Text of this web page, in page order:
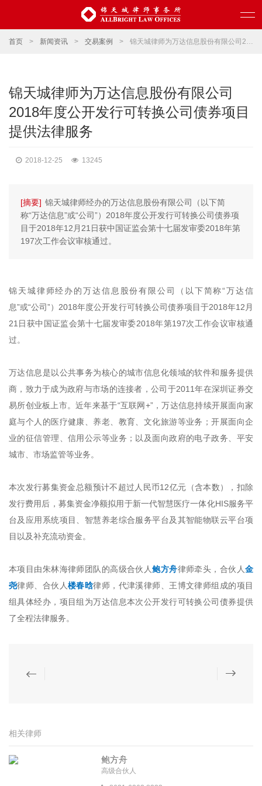
首页 > 新闻资讯 > 交易案例 > 锦天城律师为万达信息股份有限公司2018年度公开发行可转换公司债券项目提供法律服务
锦天城律师为万达信息股份有限公司
2018年度公开发行可转换公司债券项目
提供法律服务
2018-12-25 13245
[摘要] 锦天城律师经办的万达信息股份有限公司（以下简
称“万达信息”或“公司”）2018年度公开发行可转换公司债券项
目于2018年12月21日获中国证监会第十七届发审委2018年第
197次工作会议审核通过。
锦天城律师经办的万达信息股份有限公司（以下简称“万达信
息”或“公司”）2018年度公开发行可转换公司债券项目于2018年12月
21日获中国证监会第十七届发审委2018年第197次工作会议审核通
过。
万达信息是以公共事务为核心的城市信息化领域的软件和服务提供
商，致力于成为政府与市场的连接者，公司于2011年在深圳证券交
易所创业板上市。近年来基于“互联网+”，万达信息持续开展面向家
庭与个人的医疗健康、养老、教育、文化旅游等业务；开展面向企
业的征信管理、信用公示等业务；以及面向政府的电子政务、平安
城市、市场监管等业务。
本次发行募集资金总额预计不超过人民币12亿元（含本数），扣除
发行费用后，募集资金净额拟用于新一代智慧医疗一体化HIS服务平
台及应用系统项目、智慧养老综合服务平台及其智能物联云平台项
目以及补充流动资金。
本项目由朱林海律师团队的高级合伙人鲍方舟律师牵头，合伙人金
尧律师、合伙人楼春晗律师，代津溪律师、王博文律师组成的项目
组具体经办，项目组为万达信息本次公开发行可转换公司债券提供
了全程法律服务。
相关律师
鲍方舟
高级合伙人